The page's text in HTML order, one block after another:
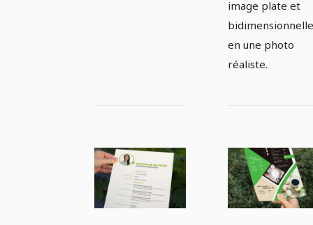
image plate et
bidimensionnelle
en une photo
réaliste.